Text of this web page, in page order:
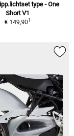
type - One
Short V1
€ 149,901